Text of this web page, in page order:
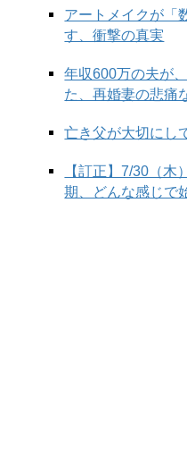
ね。英語ではそれ
間違えやすいのが
アートメイクが「
す、衝撃の真実
年収600万の夫が
た、再婚妻の悲痛
亡き父が大切にし
【訂正】7/30（
期、どんな感じで